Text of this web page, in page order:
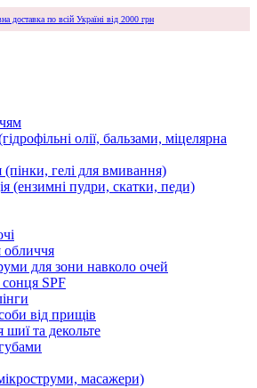
доставка по всій Україні від 2000 грн
олії, бальзами, міцелярна
гелі для вмивання)
(ензимні пудри, скатки, педи)
для зони навколо очей
сонця SPF
від прищів
шиї та декольте
масажери)